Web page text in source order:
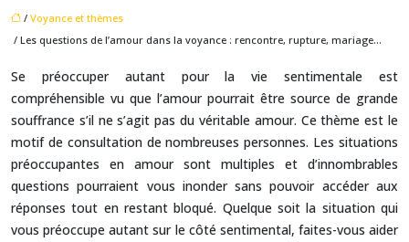
/ Voyance et thèmes
/ Les questions de l’amour dans la voyance : rencontre, rupture, mariage…
Se préoccuper autant pour la vie sentimentale est
compréhensible vu que l’amour pourrait être source de grande
souffrance s’il ne s’agit pas du véritable amour. Ce thème est le
motif de consultation de nombreuses personnes. Les situations
préoccupantes en amour sont multiples et d’innombrables
questions pourraient vous inonder sans pouvoir accéder aux
réponses tout en restant bloqué. Quelque soit la situation qui
vous préoccupe autant sur le côté sentimental, faites-vous aider